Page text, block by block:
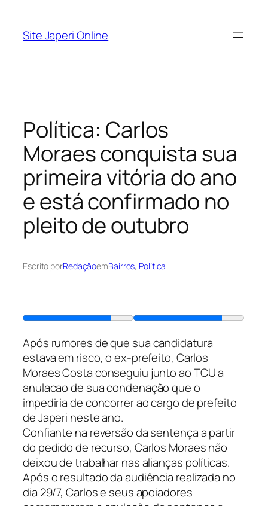
Site Japeri Online
Política: Carlos
Moraes conquista sua
primeira vitória do ano
e está confirmado no
pleito de outubro
Escrito porRedaçãoemBairros, Política
Após rumores de que sua candidatura
estava em risco, o ex-prefeito, Carlos
Moraes Costa conseguiu junto ao TCU a
anulacao de sua condenação que o
impediria de concorrer ao cargo de prefeito
de Japeri neste ano.
Confiante na reversão da sentença a partir
do pedido de recurso, Carlos Moraes não
deixou de trabalhar nas alianças políticas.
Após o resultado da audiência realizada no
dia 29/7, Carlos e seus apoiadores